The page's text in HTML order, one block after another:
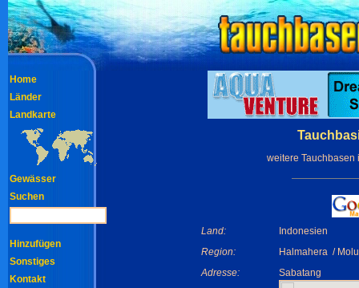
weitere Tauchbasen
Land:
Indonesien
Region:
Halmahera /
Adresse:
Sabatang
Home
Länder
Landkarte
Gewässer
Suchen
Hinzufügen
Sonstiges
Kontakt